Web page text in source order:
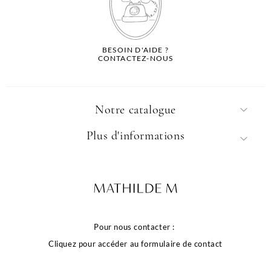
BESOIN D'AIDE ?
CONTACTEZ-NOUS
Notre catalogue
Pour nous contacter :
Cliquez pour accéder au formulaire de contact
Plus d'informations